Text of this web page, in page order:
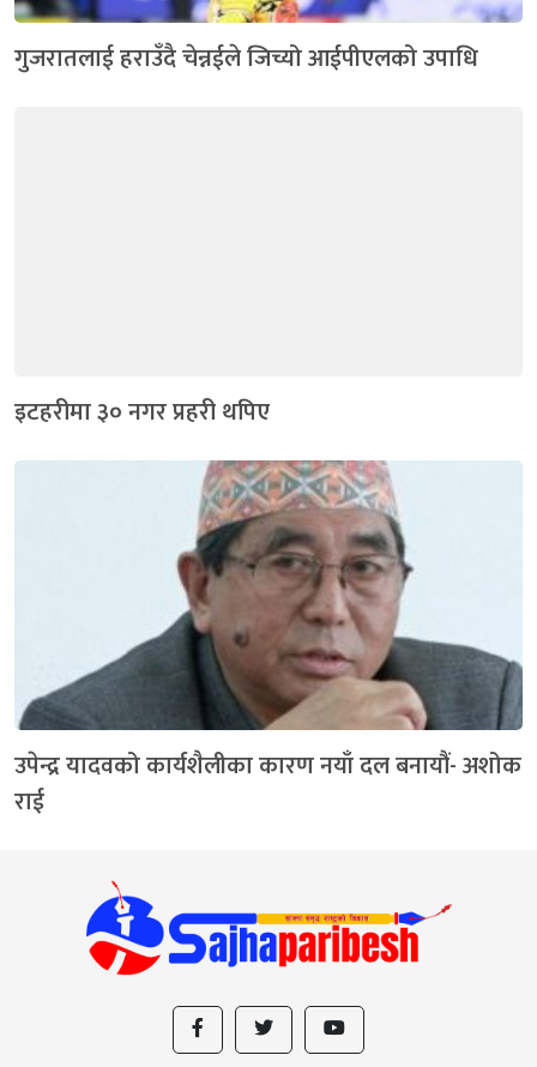
गुजरातलाई हराउँदै चेन्नईले जिच्यो आईपीएलको उपाधि
इटहरीमा ३० नगर प्रहरी थपिए
उपेन्द्र यादवको कार्यशैलीका कारण नयाँ दल बनायौं- अशोक
राई